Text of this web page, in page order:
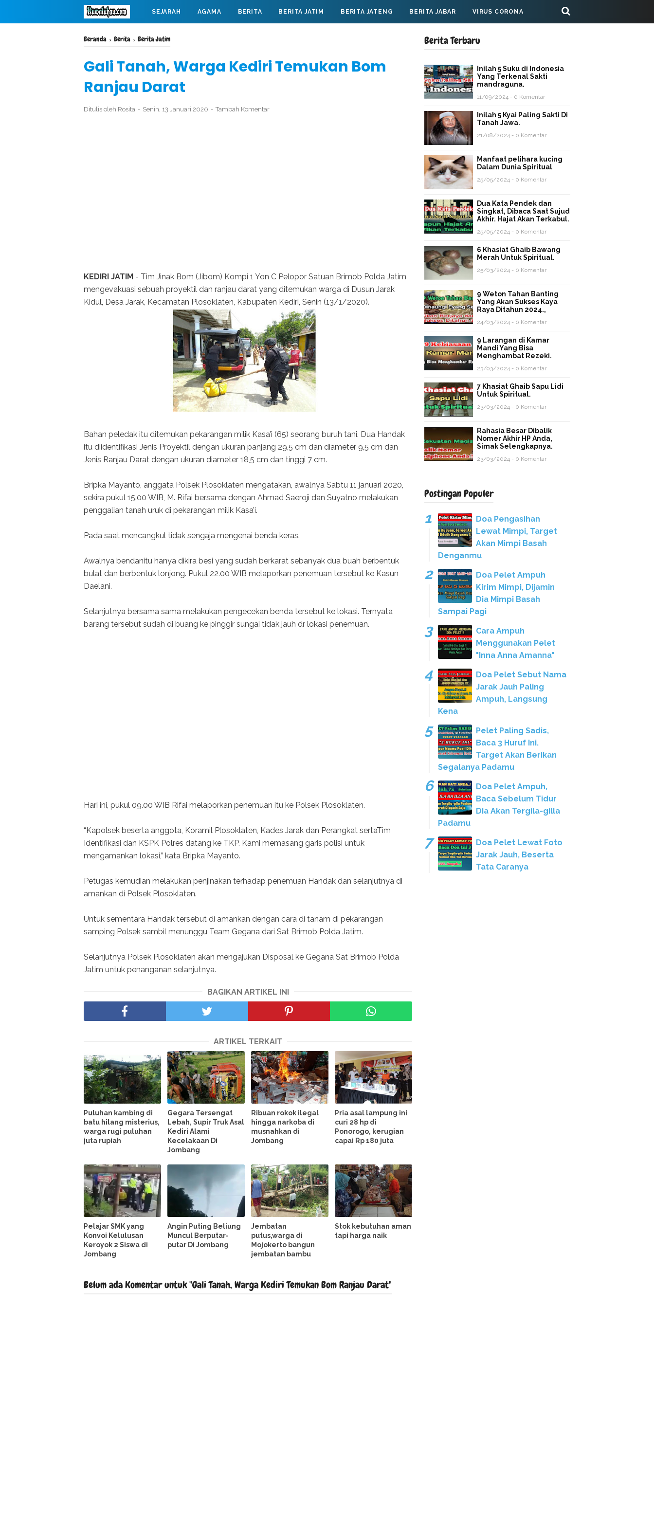
SEJARAH AGAMA BERITA BERITA JATIM BERITA JATENG BERITA JABAR VIRUS CORONA
MAHABARATA
Beranda › Berita › Berita Jatim
Gali Tanah, Warga Kediri Temukan Bom
Ranjau Darat
Ditulis oleh Rosita Senin, 13 Januari 2020 Tambah Komentar
KEDIRI JATIM - Tim Jinak Bom (Jibom) Kompi 1 Yon C Pelopor Satuan Brimob Polda Jatim
mengevakuasi sebuah proyektil dan ranjau darat yang ditemukan warga di Dusun Jarak
Kidul, Desa Jarak, Kecamatan Plosoklaten, Kabupaten Kediri, Senin (13/1/2020).
Bahan peledak itu ditemukan pekarangan milik Kasa’i (65) seorang buruh tani. Dua Handak
itu diidentifikasi Jenis Proyektil dengan ukuran panjang 29,5 cm dan diameter 9,5 cm dan
Jenis Ranjau Darat dengan ukuran diameter 18,5 cm dan tinggi 7 cm.
Bripka Mayanto, anggata Polsek Plosoklaten mengatakan, awalnya Sabtu 11 januari 2020,
sekira pukul 15.00 WIB, M. Rifai bersama dengan Ahmad Saeroji dan Suyatno melakukan
penggalian tanah uruk di pekarangan milik Kasa’i.
Pada saat mencangkul tidak sengaja mengenai benda keras.
Awalnya bendanitu hanya dikira besi yang sudah berkarat sebanyak dua buah berbentuk
bulat dan berbentuk lonjong. Pukul 22.00 WIB melaporkan penemuan tersebut ke Kasun
Daelani.
Selanjutnya bersama sama melakukan pengecekan benda tersebut ke lokasi. Ternyata
barang tersebut sudah di buang ke pinggir sungai tidak jauh dr lokasi penemuan.
Hari ini, pukul 09.00 WIB Rifai melaporkan penemuan itu ke Polsek Plosoklaten.
“Kapolsek beserta anggota, Koramil Plosoklaten, Kades Jarak dan Perangkat sertaTim
Identifikasi dan KSPK Polres datang ke TKP. Kami memasang garis polisi untuk
mengamankan lokasi,” kata Bripka Mayanto.
Petugas kemudian melakukan penjinakan terhadap penemuan Handak dan selanjutnya di
amankan di Polsek Plosoklaten.
Untuk sementara Handak tersebut di amankan dengan cara di tanam di pekarangan
samping Polsek sambil menunggu Team Gegana dari Sat Brimob Polda Jatim.
Selanjutnya Polsek Plosoklaten akan mengajukan Disposal ke Gegana Sat Brimob Polda
Jatim untuk penanganan selanjutnya.
BAGIKAN ARTIKEL INI
ARTIKEL TERKAIT
Puluhan kambing di
batu hilang misterius,
warga rugi puluhan
juta rupiah
Gegara Tersengat
Lebah, Supir Truk Asal
Kediri Alami
Kecelakaan Di
Jombang
Ribuan rokok ilegal
hingga narkoba di
musnahkan di
Jombang
Pria asal lampung ini
curi 28 hp di
Ponorogo, kerugian
capai Rp 180 juta
Pelajar SMK yang
Konvoi Kelulusan
Keroyok 2 Siswa di
Jombang
Angin Puting Beliung
Muncul Berputar-
putar Di Jombang
Jembatan
putus,warga di
Mojokerto bangun
jembatan bambu
Stok kebutuhan aman
tapi harga naik
Belum ada Komentar untuk "Gali Tanah, Warga Kediri Temukan Bom Ranjau Darat"
Berita Terbaru
Inilah 5 Suku di Indonesia
Yang Terkenal Sakti
mandraguna.
11/09/2024 - 0 Komentar
Inilah 5 Kyai Paling Sakti Di
Tanah Jawa.
21/08/2024 - 0 Komentar
Manfaat pelihara kucing
Dalam Dunia Spiritual
25/05/2024 - 0 Komentar
Dua Kata Pendek dan
Singkat, Dibaca Saat Sujud
Akhir. Hajat Akan Terkabul.
25/05/2024 - 0 Komentar
6 Khasiat Ghaib Bawang
Merah Untuk Spiritual.
25/03/2024 - 0 Komentar
9 Weton Tahan Banting
Yang Akan Sukses Kaya
Raya Ditahun 2024.,
24/03/2024 - 0 Komentar
9 Larangan di Kamar
Mandi Yang Bisa
Menghambat Rezeki.
23/03/2024 - 0 Komentar
7 Khasiat Ghaib Sapu Lidi
Untuk Spiritual.
23/03/2024 - 0 Komentar
Rahasia Besar Dibalik
Nomer Akhir HP Anda,
Simak Selengkapnya.
23/03/2024 - 0 Komentar
Postingan Populer
Doa Pengasihan
Lewat Mimpi, Target
Akan Mimpi Basah
Denganmu
Doa Pelet Ampuh
Kirim Mimpi, Dijamin
Dia Mimpi Basah
Sampai Pagi
Cara Ampuh
Menggunakan Pelet
"Inna Anna Amanna"
Doa Pelet Sebut Nama
Jarak Jauh Paling
Ampuh, Langsung
Kena
Pelet Paling Sadis,
Baca 3 Huruf Ini.
Target Akan Berikan
Segalanya Padamu
Doa Pelet Ampuh,
Baca Sebelum Tidur
Dia Akan Tergila-gilla
Padamu
Doa Pelet Lewat Foto
Jarak Jauh, Beserta
Tata Caranya